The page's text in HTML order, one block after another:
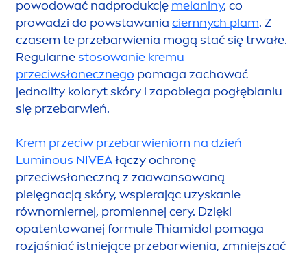
powodować nadprodukcję melaniny, co
prowadzi do powstawania ciemnych plam. Z
czasem te przebarwienia mogą stać się trwałe.
Regularnestosowanie kremu
przeciwsłonecznego pomaga zachować
jednolity koloryt skóry i zapobiega pogłębianiu
się przebarwień.
Krem przeciw przebarwieniom na dzień
Luminous NIVEAłączy ochronę
przeciwsłoneczną z zaawansowaną
pielęgnacją skóry, wspierając uzyskanie
równomiernej, promiennej cery. Dzięki
opatentowanej formule Thiamidol pomaga
rozjaśniać istniejące przebarwienia, zmniejszać